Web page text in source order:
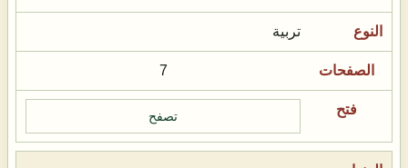
تربية
7
تصفح